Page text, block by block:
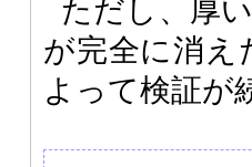
ただし、厚
が完全に消え
よって検証が